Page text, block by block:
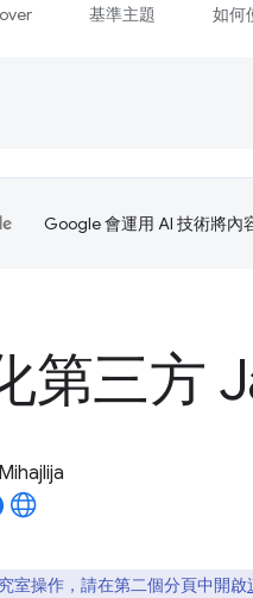
基準主題 如何
Google 會運用 AI 技術將內
第三方
室操作，請在第二個分頁中開啟